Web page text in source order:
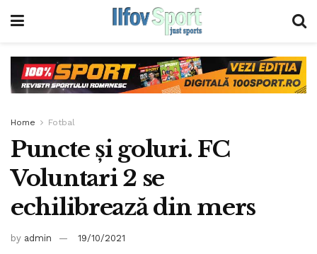
Home Fotbal
Puncte și goluri. FC
Voluntari 2 se
echilibrează din mers
by admin 19/10/2021